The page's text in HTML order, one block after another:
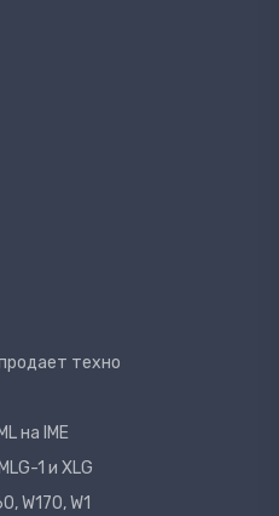
техно
на IME
1 и XLG
W170, W1